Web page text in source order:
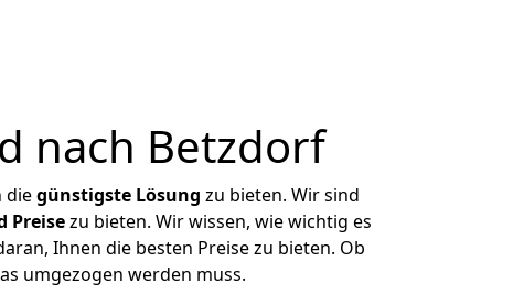
nach Betzdorf
diegünstigste Lösung zu bieten. Wir sind
Preisezu bieten. Wir wissen, wie wichtig es
Ihnen die besten Preise zu bieten. Ob
umgezogen werden muss.